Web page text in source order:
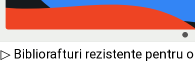
▷ Bibliorafturi rezistente pentru